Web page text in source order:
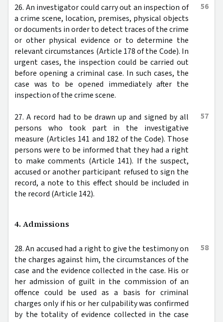
56
26. An investigator could carry out an inspection of
a crime scene, location, premises, physical objects
or documents in order to detect traces of the crime
or other physical evidence or to determine the
relevant circumstances (Article 178 of the Code). In
urgent cases, the inspection could be carried out
before opening a criminal case. In such cases, the
case was to be opened immediately after the
inspection of the crime scene.
57
27. A record had to be drawn up and signed by all
persons who took part in the investigative
measure (Articles 141 and 182 of the Code). Those
persons were to be informed that they had a right
to make comments (Article 141). If the suspect,
accused or another participant refused to sign the
record, a note to this effect should be included in
the record (Article 142).
4. Admissions
58
28. An accused had a right to give the testimony on
the charges against him, the circumstances of the
case and the evidence collected in the case. His or
her admission of guilt in the commission of an
offence could be used as a basis for criminal
charges only if his or her culpability was confirmed
by the totality of evidence collected in the case